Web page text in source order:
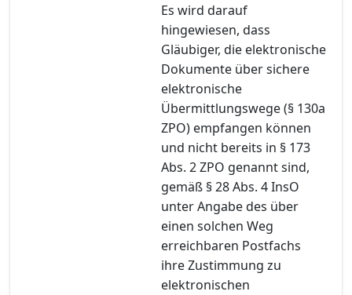
Es wird darauf
hingewiesen, dass
Gläubiger, die elektronische
Dokumente über sichere
elektronische
Übermittlungswege (§ 130a
ZPO) empfangen können
und nicht bereits in § 173
Abs. 2 ZPO genannt sind,
gemäß § 28 Abs. 4 InsO
unter Angabe des über
einen solchen Weg
erreichbaren Postfachs
ihre Zustimmung zu
elektronischen